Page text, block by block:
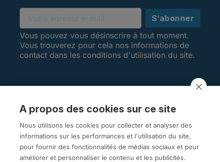
A propos des cookies sur ce site
Nous utilisons les cookies pour collecter et analyser des
informations sur les performances et l'utilisation du site,
pour fournir des fonctionnalités de médias sociaux et pour
améliorer et personnaliser le contenu et les publicités.
Vous pouvez vous désinscrire à tout moment.
Vous trouverez pour cela nos informations de
contact dans les conditions d'utilisation du site.